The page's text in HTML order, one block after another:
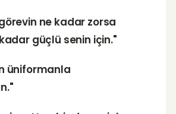
ne kadar zorsa
güçlü senin için."
üniformanla